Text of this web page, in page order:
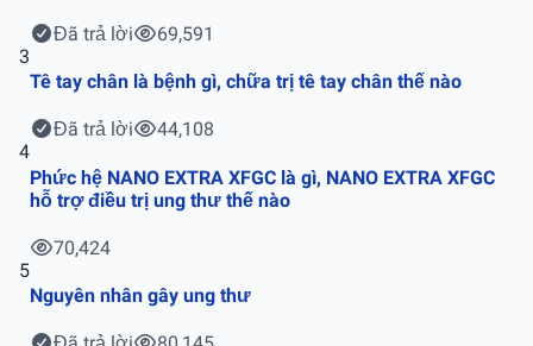
Đã trả lời
69,591
3
Tê tay chân là bệnh gì, chữa trị tê tay chân thế nào
Đã trả lời
44,108
4
Phức hệ NANO EXTRA XFGC là gì, NANO EXTRA XFGC
hỗ trợ điều trị ung thư thế nào
70,424
5
Nguyên nhân gây ung thư